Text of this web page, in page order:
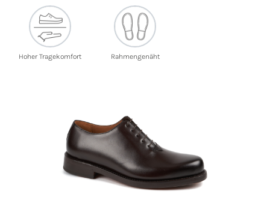
Hoher Tragekomfort Rahmengenäht